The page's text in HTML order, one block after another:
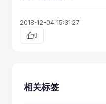
2018-12-04 15:31:27
0
相关标签